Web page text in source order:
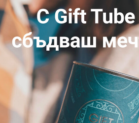
312.93лв.
КУПИ